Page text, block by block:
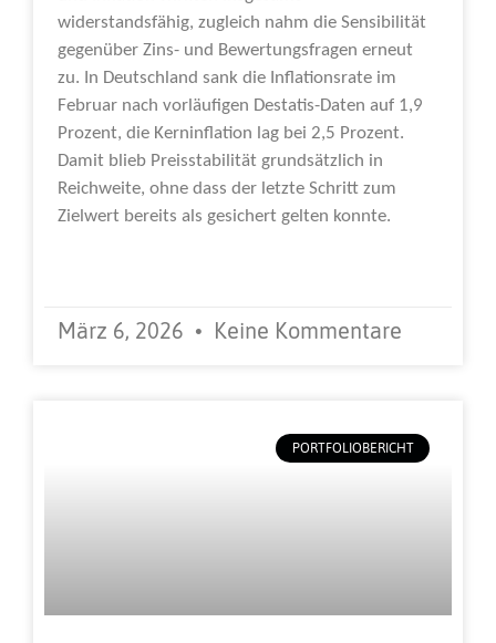
widerstandsfähig, zugleich nahm die Sensibilität
gegenüber Zins- und Bewertungsfragen erneut
zu. In Deutschland sank die Inflationsrate im
Februar nach vorläufigen Destatis-Daten auf 1,9
Prozent, die Kerninflation lag bei 2,5 Prozent.
Damit blieb Preisstabilität grundsätzlich in
Reichweite, ohne dass der letzte Schritt zum
Zielwert bereits als gesichert gelten konnte.
März 6, 2026 Keine Kommentare
PORTFOLIOBERICHT